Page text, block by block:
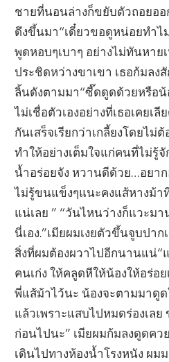
ชายที่นอนล่างก็ขยับตัวถอยออ
ดึงขึ้นมา“เดี๋ยวขอดูหน่อยทำไ
พูดหอบๆเบาๆ อย่างไม่ทันหาย
ประชิดหว่างขาเขา เธอก้มลง
ลิ้นดังตามมา“ซี๊ดดูดด้วยหรือน้
ไม่เชื่อตัวเองอย่างที่เธอเคยเลี
กันเสร็จเรียกว่าเกลี้ยงโดยไม่
ทำให้อย่างเต็มใจแก่คนที่ไม่รู้
น้ำอร่อยจัง หวานดีด้วย…อยา
ไม่รู้ขนแข็งๆแนะคงแส้หางม้
แน่เลย ” “วันไหนว่างก็แวะม
นี่เอง.”เมียผมเงยตัวขึ้นจูบปา
สิ่งที่ผมต้องผวาไปอีกนานแน่“
คนเก่ง ให้คลูดหีให้น้องให้อร่อ
พี่แส้ม้าไว้นะ น้องจะตามมาดู
แล้วเพราะแสบไปหมดร่องเล
ก่อนไปนะ” เมียผมก้มลงดูดคว
เดินไปทางห้องน้ำโรงหนัง ผม